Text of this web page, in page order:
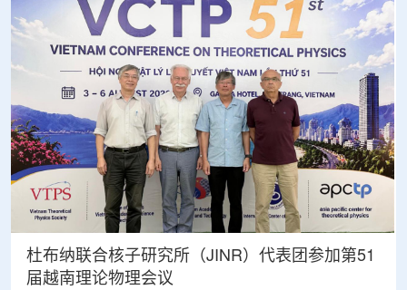
杜布纳联合核子研究所（JINR）代表团参加第51
届越南理论物理会议